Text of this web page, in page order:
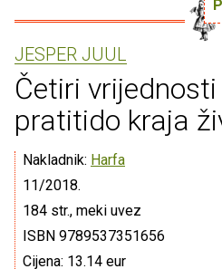
JESPER JUUL
Četiri
pratitido kraja
Nakladnik: Harfa
11/2018.
184 str., meki uvez
ISBN 9789537351656
Cijena: 13.14 eur